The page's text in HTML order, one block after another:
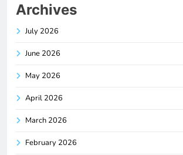
Archives
July 2026
June 2026
May 2026
April 2026
March 2026
February 2026